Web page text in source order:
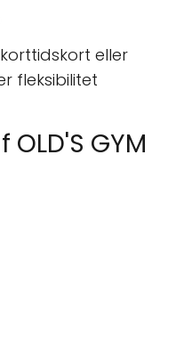
eller
fleksibilitet
GYM